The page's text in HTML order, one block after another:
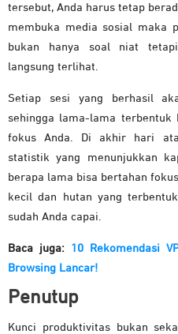
tersebut, Anda harus tetap
membuka media sosial maka
bukan hanya soal niat
langsung terlihat.
Setiap sesi yang berhasil
sehingga lama-lama terbentuk
fokus Anda. Di akhir hari
statistik yang menunjukkan
berapa lama bisa bertahan
kecil dan hutan yang
sudah Anda capai.
Baca juga: 10 Rekomendasi
Browsing Lancar!
Penutup
Kunci produktivitas bukan